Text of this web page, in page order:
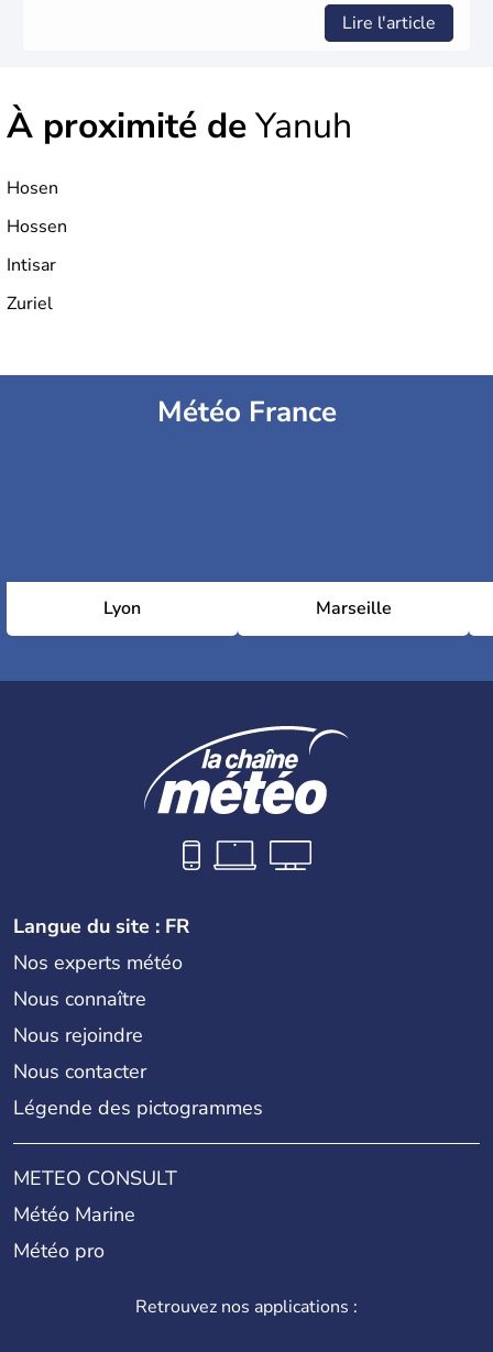
Lire l'article
À proximité deYanuh
Hosen
Hossen
Intisar
Zuriel
Météo France
Lyon Marseille
Langue du site : FR
Nos experts météo
Nous connaître
Nous rejoindre
Nous contacter
Légende des pictogrammes
METEO CONSULT
Météo Marine
Météo pro
Retrouvez nos applications :